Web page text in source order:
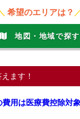
希望のエリアは？ ／
地図・地域で探す
ます！
用は医療費控除対